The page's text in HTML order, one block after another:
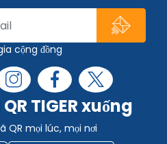
cộng đồng
TIGER xuống
QR mọi lúc, mọi nơi